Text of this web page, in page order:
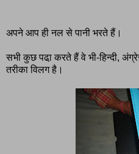
अपने आप ही नल से पानी भरते हैं।
सभी कुछ पढा़ करते हैं वे भी-हिन्दी,
तरीका विलग है।